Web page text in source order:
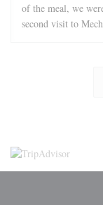
of the meal, we
second visit to